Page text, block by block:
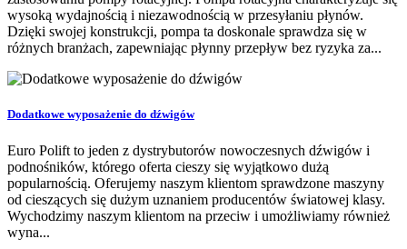
wysoką wydajnością i niezawodnością w przesyłaniu płynów.
Dzięki swojej konstrukcji, pompa ta doskonale sprawdza się w
różnych branżach, zapewniając płynny przepływ bez ryzyka za...
Dodatkowe wyposażenie do dźwigów
Euro Polift to jeden z dystrybutorów nowoczesnych dźwigów i
podnośników, którego oferta cieszy się wyjątkowo dużą
popularnością. Oferujemy naszym klientom sprawdzone maszyny
od cieszących się dużym uznaniem producentów światowej klasy.
Wychodzimy naszym klientom na przeciw i umożliwiamy również
wyna...